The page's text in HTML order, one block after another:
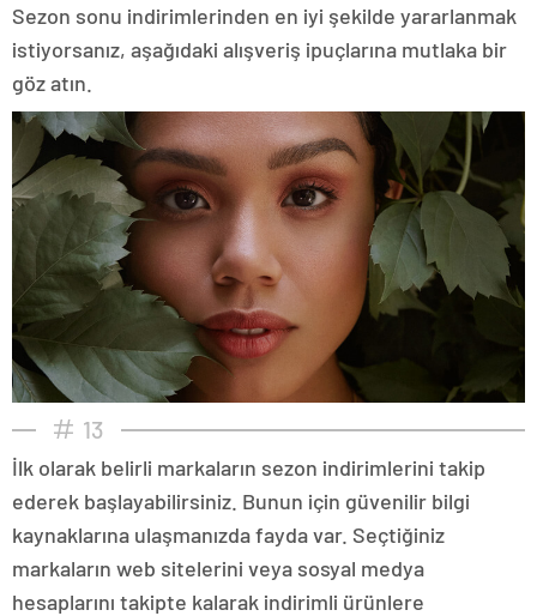
Sezon sonu indirimlerinden en iyi şekilde yararlanmak
istiyorsanız, aşağıdaki alışveriş ipuçlarına mutlaka bir
göz atın.
13
İlk olarak belirli markaların sezon indirimlerini takip
ederek başlayabilirsiniz. Bunun için güvenilir bilgi
kaynaklarına ulaşmanızda fayda var. Seçtiğiniz
markaların web sitelerini veya sosyal medya
hesaplarını takipte kalarak indirimli ürünlere